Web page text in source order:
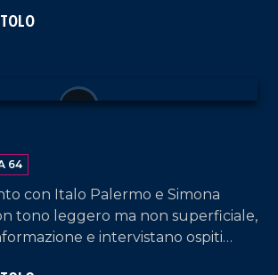
64
con Italo Palermo e Simona
tono leggero ma non superficiale,
e intervistano ospiti